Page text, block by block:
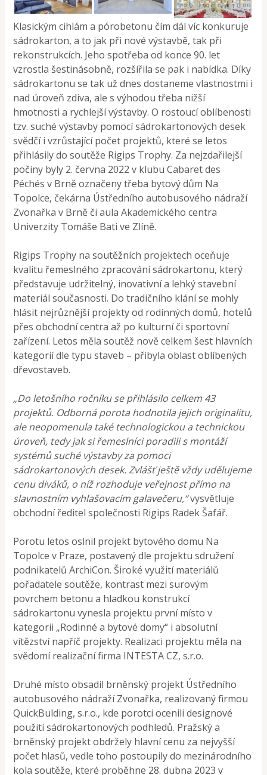
Klasickým cihlám a pórobetonu čím dál víc konkuruje
sádrokarton, a to jak při nové výstavbě, tak při
rekonstrukcích. Jeho spotřeba od konce 90. let
vzrostla šestinásobně, rozšířila se pak i nabídka. Díky
sádrokartonu se tak už dnes dostaneme vlastnostmi i
nad úroveň zdiva, ale s výhodou třeba nižší
hmotnosti a rychlejší výstavby. O rostoucí oblíbenosti
tzv. suché výstavby pomocí sádrokartonových desek
svědčí i vzrůstající počet projektů, které se letos
přihlásily do soutěže Rigips Trophy. Za nejzdařilejší
počiny byly 2. června 2022 v klubu Cabaret des
Péchés v Brně označeny třeba bytový dům Na
Topolce, čekárna Ústředního autobusového nádraží
Zvonařka v Brně či aula Akademického centra
Univerzity Tomáše Bati ve Zlíně.
Rigips Trophy na soutěžních projektech oceňuje
kvalitu řemeslného zpracování sádrokartonu, který
představuje udržitelný, inovativní a lehký stavební
materiál současnosti. Do tradičního klání se mohly
hlásit nejrůznější projekty od rodinných domů, hotelů
přes obchodní centra až po kulturní či sportovní
zařízení. Letos měla soutěž nově celkem šest hlavních
kategorií dle typu staveb – přibyla oblast oblíbených
dřevostaveb.
„Do letošního ročníku se přihlásilo celkem 43
projektů. Odborná porota hodnotila jejich originalitu,
ale neopomenula také technologickou a technickou
úroveň, tedy jak si řemeslníci poradili s montáží
systémů suché výstavby za pomoci
sádrokartonových desek. Zvlášť ještě vždy udělujeme
cenu diváků, o níž rozhoduje veřejnost přímo na
slavnostním vyhlašovacím galavečeru,“vysvětluje
obchodní ředitel společnosti Rigips Radek Šafář.
Porotu letos oslnil projekt bytového domu Na
Topolce v Praze, postavený dle projektu sdružení
podnikatelů ArchiCon. Široké využití materiálů
pořadatele soutěže, kontrast mezi surovým
povrchem betonu a hladkou konstrukcí
sádrokartonu vynesla projektu první místo v
kategorii „Rodinné a bytové domy“ i absolutní
vítězství napříč projekty. Realizaci projektu měla na
svědomí realizační firma INTESTA CZ, s.r.o.
Druhé místo obsadil brněnský projekt Ústředního
autobusového nádraží Zvonařka, realizovaný firmou
QuickBulding, s.r.o., kde porotci ocenili designové
použití sádrokartonových podhledů. Pražský a
brněnský projekt obdržely hlavní cenu za nejvyšší
počet hlasů, vedle toho postoupily do mezinárodního
kola soutěže, které proběhne 28. dubna 2023 v